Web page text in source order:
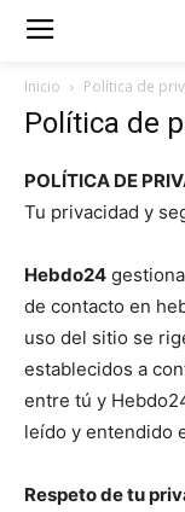
Inicio Política de
Política de
POLÍTICA DE
Tu privacidad y
Hebdo24
de contacto en
uso del sitio se
establecidos a
entre tú y
leído y entendido
Respeto de tu